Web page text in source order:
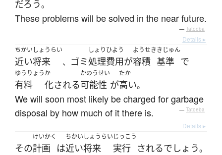
だろう。
These problems will be solved in the near future.
— Tatoeba
Details ▸
ちかいしょうらい
近い将来 、 ゴミ
しょり
処理
ひよう
費用が
ようせき
容積
きじゅん
基準 で
ゆうりょう
有料
か
化される
かのうせい
可能性 が
たか
高い。
We will soon most likely be charged for garbage
disposal by how much of it there is.
— Tatoeba
Details ▸
その
けいかく
計画 は
ちかいしょうらい
近い将来
じっこう
実行 されるでしょう。